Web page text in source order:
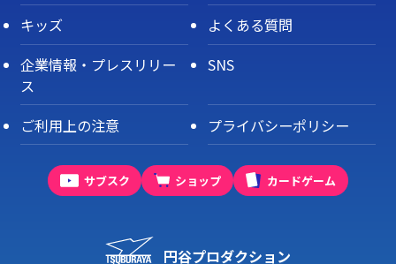
キッズ
よくある質問
企業情報・プレスリリー
ス
SNS
ご利用上の注意 プライバシーポリシー
サブスク ショップ カードゲーム
円谷プロダクション